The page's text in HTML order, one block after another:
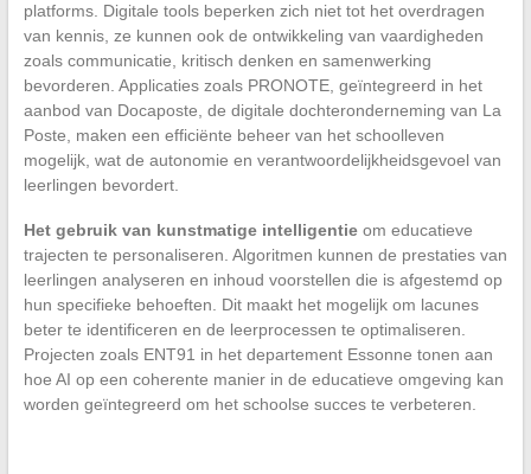
platforms. Digitale tools beperken zich niet tot het overdragen
van kennis, ze kunnen ook de ontwikkeling van vaardigheden
zoals communicatie, kritisch denken en samenwerking
bevorderen. Applicaties zoals PRONOTE, geïntegreerd in het
aanbod van Docaposte, de digitale dochteronderneming van La
Poste, maken een efficiënte beheer van het schoolleven
mogelijk, wat de autonomie en verantwoordelijkheidsgevoel van
leerlingen bevordert.
Het gebruik van kunstmatige intelligentieom educatieve
trajecten te personaliseren. Algoritmen kunnen de prestaties van
leerlingen analyseren en inhoud voorstellen die is afgestemd op
hun specifieke behoeften. Dit maakt het mogelijk om lacunes
beter te identificeren en de leerprocessen te optimaliseren.
Projecten zoals ENT91 in het departement Essonne tonen aan
hoe AI op een coherente manier in de educatieve omgeving kan
worden geïntegreerd om het schoolse succes te verbeteren.